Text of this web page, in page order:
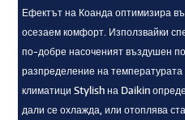
Ефектът на Коанда оптимизира
осезаем комфорт. Използвайки
по-добре насоченият въздушен
разпределение на
климатици Stylish на Daikin
дали се охлажда, или отоплява